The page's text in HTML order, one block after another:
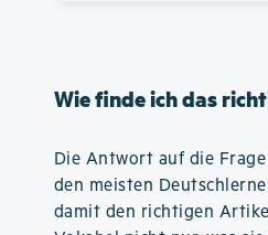
Wie finde ich das
Die Antwort auf die
den meisten
damit den richtigen